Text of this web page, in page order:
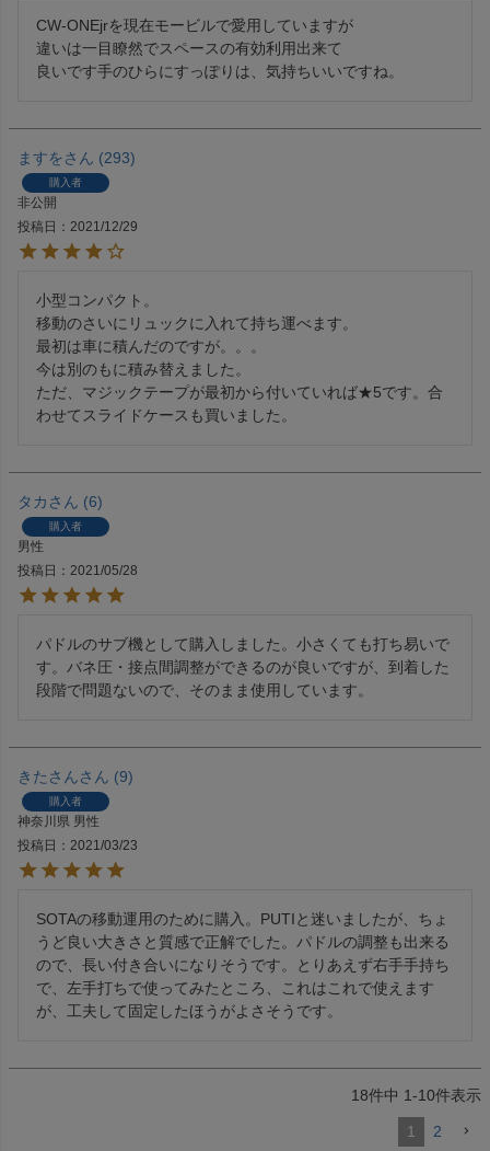
CW-ONEjrを現在モービルで愛用していますが
違いは一目瞭然でスペースの有効利用出来て
良いです手のひらにすっぽりは、気持ちいいですね。
ますを 293
購入者
非公開
投稿日
2021/12/29
小型コンパクト。
移動のさいにリュックに入れて持ち運べます。
最初は車に積んだのですが。。。
今は別のもに積み替えました。
ただ、マジックテープが最初から付いていれば★5です。合
わせてスライドケースも買いました。
タカ 6
購入者
男性
投稿日
2021/05/28
パドルのサブ機として購入しました。小さくても打ち易いで
す。バネ圧・接点間調整ができるのが良いですが、到着した
段階で問題ないので、そのまま使用しています。
きたさん 9
購入者
神奈川県 男性
投稿日
2021/03/23
SOTAの移動運用のために購入。PUTIと迷いましたが、ちょ
うど良い大きさと質感で正解でした。パドルの調整も出来る
ので、長い付き合いになりそうです。とりあえず右手手持ち
で、左手打ちで使ってみたところ、これはこれで使えます
が、工夫して固定したほうがよさそうです。
18件中 1-10件表示
1 2